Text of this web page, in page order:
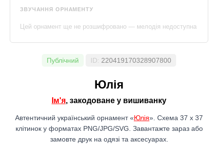
ЗВУЧАННЯ ОРНАМЕНТУ
Цей орнамент ще не розшифровано — мелодія недоступна
Публічний ID: 220419170328907800
Юлія
Ім'я, закодоване у вишиванку
Автентичний український орнамент «Юлія». Схема 37 x 37
клітинок у форматах PNG/JPG/SVG. Завантажте зараз або
замовте друк на одязі та аксесуарах.